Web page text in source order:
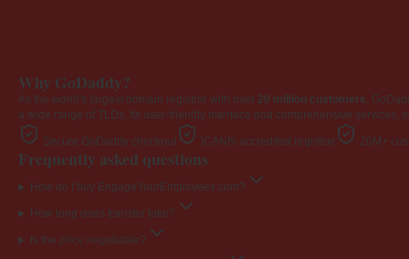
Why GoDaddy?
As the world's largest domain registrar with over 20 million customers,
a wide range of TLDs. Its user-friendly interface and comprehensive
Secure GoDaddy checkout ICANN-accredited registrar 20M+
Frequently asked questions
How do I buy EngageYourEmployees.com?
How long does transfer take?
Is the price negotiable?